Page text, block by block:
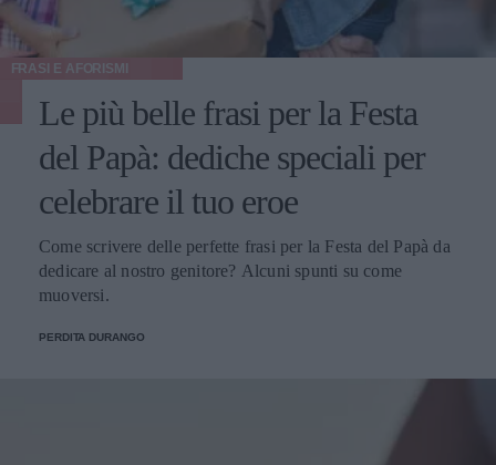
FRASI E AFORISMI
Le più belle frasi per la Festa
del Papà: dediche speciali per
celebrare il tuo eroe
Come scrivere delle perfette frasi per la Festa del Papà da
dedicare al nostro genitore? Alcuni spunti su come
muoversi.
PERDITA DURANGO